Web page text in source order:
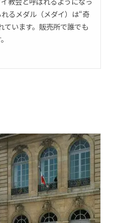
るメダル（メダイ）は“奇
ています。販売所で誰でも